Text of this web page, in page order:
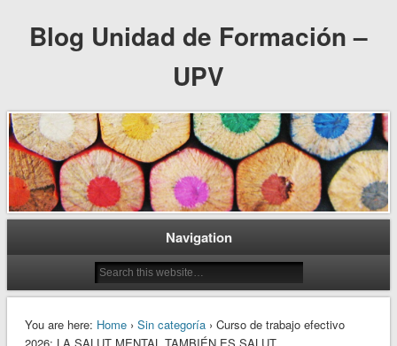
Blog Unidad de Formación –
UPV
Navigation
You are here: Home› Sin categoría› Curso de trabajo efectivo